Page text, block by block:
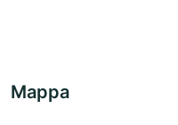
Mappa